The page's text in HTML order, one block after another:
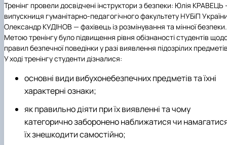
Тренінг провели досвідчені інструктори з безпеки: Юлія КРАВЕЦЬ
випускниця гуманітарно-педагогічного факультету НУБіП
Олександр КУДІНОВ — фахівець із розмінування та мінної безпеки.
Метою тренінгу було підвищення рівня обізнаності студентів
правил безпечної поведінки у разі виявлення підозрілих
У ході тренінгу студенти дізналися:
основні види вибухонебезпечних предметів та їхні
характерні ознаки;
як правильно діяти при їх виявленні та чому
категорично заборонено наближатися чи
їх знешкодити самостійно;